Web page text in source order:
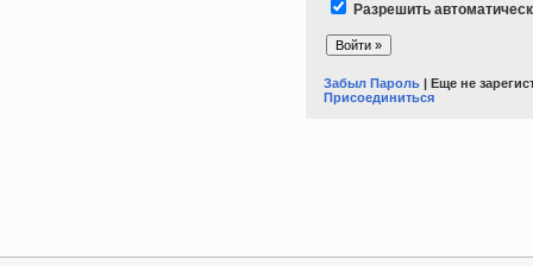
Разрешить
Забыл Пароль | Еще не
Присоединиться